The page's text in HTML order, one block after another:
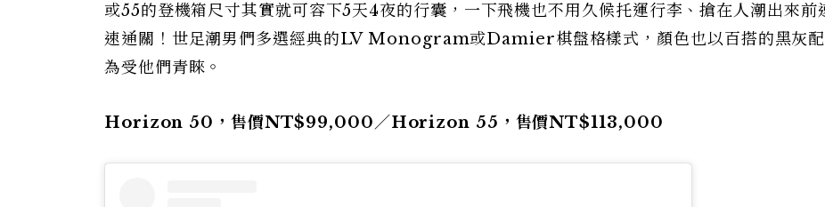
或55的登機箱尺寸其實就可容下5天4夜的行囊，一下飛機也不用久候托運行李、搶在人潮出來前
速通關！世足潮男們多選經典的LV Monogram或Damier棋盤格樣式，顏色也以百搭的黑灰
為受他們青睞。
Horizon 50，售價NT$99,000／Horizon 55，售價NT$113,000